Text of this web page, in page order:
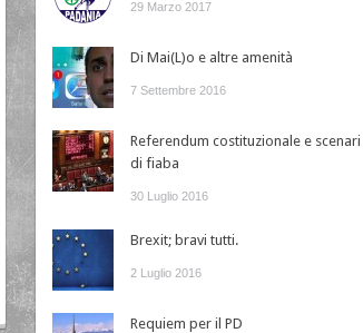
29 Marzo 2017
Di Mai(L)o e altre amenità
7 Settembre 2016
Referendum costituzionale e scenari
di fiaba
30 Luglio 2016
Brexit; bravi tutti.
2 Luglio 2016
Requiem per il PD